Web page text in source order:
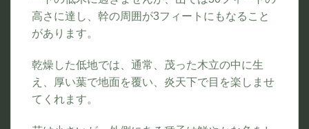
高さに達し、幹の周囲が3フィートにもなること
があります。
乾燥した低地では、通常、茂った木立の中に生
え、厚い葉で地面を覆い、炎天下で目を楽しませ
てくれます。